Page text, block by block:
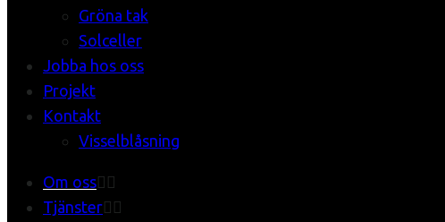
Gröna tak
Solceller
Jobba hos oss
Projekt
Kontakt
Visselblåsning
Om oss
Tjänster